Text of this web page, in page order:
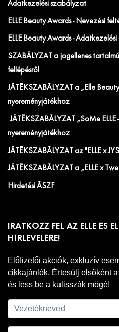
Adatkezelési szabályzat
ELLE Beauty Awards - Nevezési
ELLE Beauty Awards -
SZABÁLYZAT a jogellenes
fellépésről
JÁTÉKSZABÁLYZAT a „Elle
nyereményjátékhoz
JÁTÉKSZABÁLYZAT „SoMe ELLE
nyereményjátékhoz
JÁTÉKSZABÁLYZAT az "ELLE x
JÁTÉKSZABÁLYZAT a „ELLE x
Hirdetési ÁSZF
IRATKOZZ FEL AZ ELLE ÉS
HÍRLEVELÉRE!
Előfizetői akciók, exkluzív
cikkajánlók. Értesülj elsőként
és less be a kulisszák mögé!